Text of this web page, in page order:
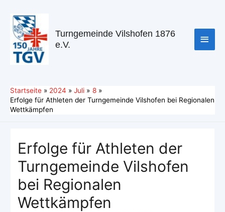
Turngemeinde Vilshofen 1876
e.V.
Startseite 2024 Juli
8
Erfolge für Athleten der Turngemeinde Vilshofen bei Regionalen
Wettkämpfen
Erfolge für Athleten der
Turngemeinde Vilshofen
bei Regionalen
Wettkämpfen